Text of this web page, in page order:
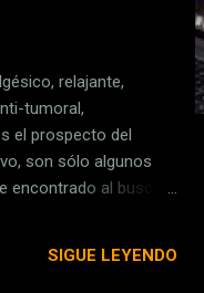
relajante,
tumoral,
el prospecto del
son sólo algunos
encontrado al buscar
ciudadanos ha
SIGUE LEYENDO